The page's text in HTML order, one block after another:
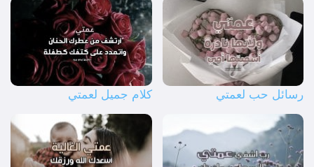
رسائل حب لعمتي كلام جميل لعمتي